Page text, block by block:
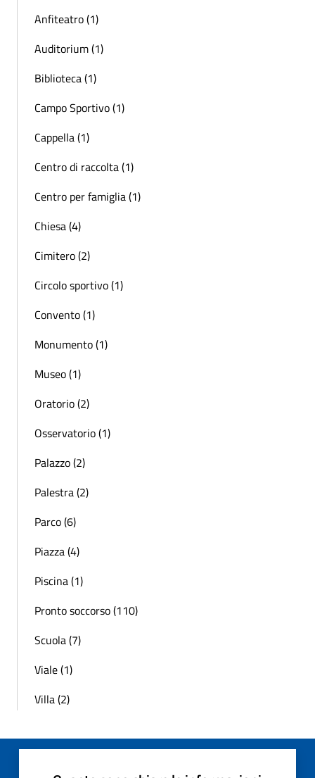
Anfiteatro (1)
Auditorium (1)
Biblioteca (1)
Campo Sportivo (1)
Cappella (1)
Centro di raccolta (1)
Centro per famiglia (1)
Chiesa (4)
Cimitero (2)
Circolo sportivo (1)
Convento (1)
Monumento (1)
Museo (1)
Oratorio (2)
Osservatorio (1)
Palazzo (2)
Palestra (2)
Parco (6)
Piazza (4)
Piscina (1)
Pronto soccorso (110)
Scuola (7)
Viale (1)
Villa (2)